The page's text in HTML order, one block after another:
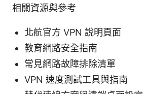
相關資源與參考
北航官方 VPN 說明頁面
教育網路安全指南
常見網路故障排除清單
VPN 速度測試工具與指南